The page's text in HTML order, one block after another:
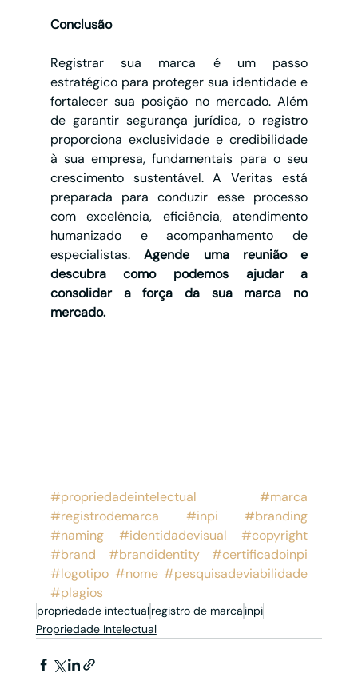
Conclusão
Registrar sua marca é um passo
estratégico para proteger sua identidade e
fortalecer sua posição no mercado. Além
de garantir segurança jurídica, o registro
proporciona exclusividade e credibilidade
à sua empresa, fundamentais para o seu
crescimento sustentável. A Veritas está
preparada para conduzir esse processo
com excelência, eficiência, atendimento
humanizado e acompanhamento de
especialistas. Agende uma reunião e
descubra como podemos ajudar a
consolidar a força da sua marca no
mercado.
#propriedadeintelectual
#marca
#registrodemarca
#inpi
#branding
#naming
#identidadevisual
#copyright
#brand
#brandidentity
#certificadoinpi
#logotipo #nome #pesquisadeviabilidade
#plagios
propriedade intectualregistro de marca inpi
Propriedade Intelectual